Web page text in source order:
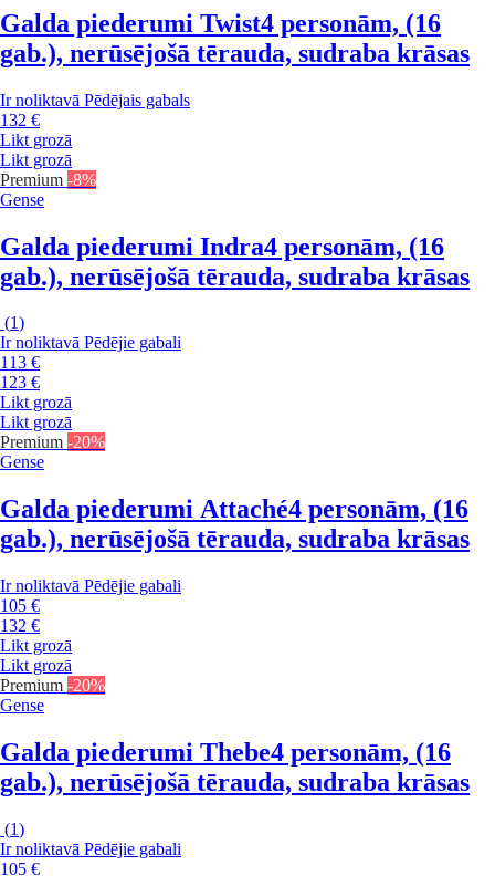
Galda piederumi Twist4 personām, (16
gab.), nerūsējošā tērauda, sudraba krāsas
Ir noliktavā Pēdējais gabals
132 €
Likt grozā
Likt grozā
Premium -8%
Gense
Galda piederumi Indra4 personām, (16
gab.), nerūsējošā tērauda, sudraba krāsas
(1)
Ir noliktavā Pēdējie gabali
113 €
123 €
Likt grozā
Likt grozā
Premium -20%
Gense
Galda piederumi Attaché4 personām, (16
gab.), nerūsējošā tērauda, sudraba krāsas
Ir noliktavā Pēdējie gabali
105 €
132 €
Likt grozā
Likt grozā
Premium -20%
Gense
Galda piederumi Thebe4 personām, (16
gab.), nerūsējošā tērauda, sudraba krāsas
(1)
Ir noliktavā Pēdējie gabali
105 €